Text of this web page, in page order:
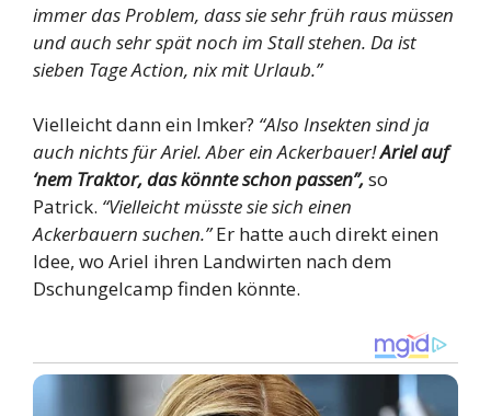
immer das Problem, dass sie sehr früh raus müssen
und auch sehr spät noch im Stall stehen. Da ist
sieben Tage Action, nix mit Urlaub.”
Vielleicht dann ein Imker? “Also Insekten sind ja
auch nichts für Ariel. Aber ein Ackerbauer!Ariel auf
‘nem Traktor, das könnte schon passen”,so
Patrick. “Vielleicht müsste sie sich einen
Ackerbauern suchen.”Er hatte auch direkt einen
Idee, wo Ariel ihren Landwirten nach dem
Dschungelcamp finden könnte.